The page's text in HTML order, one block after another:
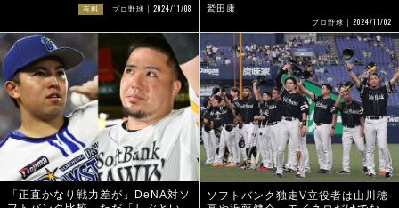
有料 プロ野球 2024/11/08 鷲田康
プロ野球 2024/11/02
「正直かなり戦力差が」DeNA対ソ
ソフトバンク独走V立役者は山川穂